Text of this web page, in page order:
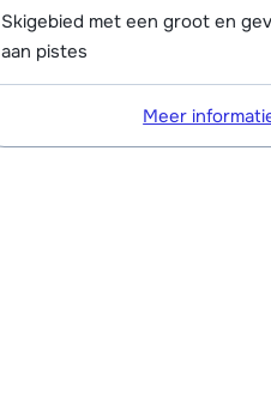
Skigebied met een groot en
aan pistes
Meer